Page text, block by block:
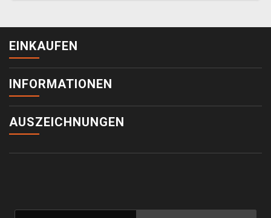
EINKAUFEN
INFORMATIONEN
AUSZEICHNUNGEN